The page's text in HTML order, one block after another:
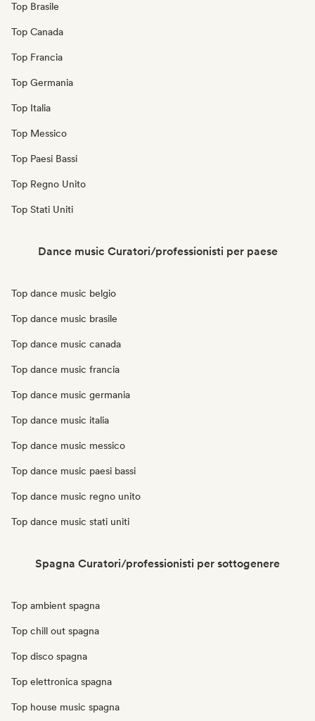
Top Brasile
Top Canada
Top Francia
Top Germania
Top Italia
Top Messico
Top Paesi Bassi
Top Regno Unito
Top Stati Uniti
Dance music Curatori/professionisti per paese
Top dance music belgio
Top dance music brasile
Top dance music canada
Top dance music francia
Top dance music germania
Top dance music italia
Top dance music messico
Top dance music paesi bassi
Top dance music regno unito
Top dance music stati uniti
Spagna Curatori/professionisti per sottogenere
Top ambient spagna
Top chill out spagna
Top disco spagna
Top elettronica spagna
Top house music spagna